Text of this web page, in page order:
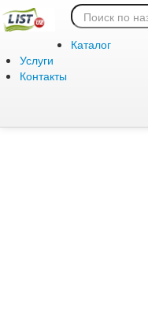
Каталог
Услуги
Контакты
Ошибка